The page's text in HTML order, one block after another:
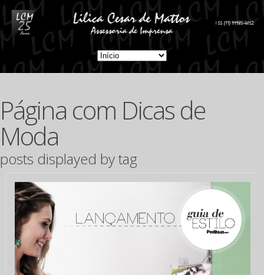
Página com Dicas de
Moda
posts displayed by tag